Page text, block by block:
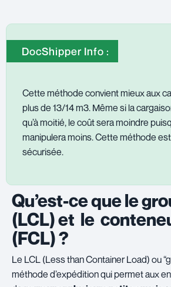
DocShipper Info :
Cette méthode convient mieux aux
plus de 13/14 m3. Même si la
qu’à moitié, le coût sera moindre
manipulera moins. Cette méthode
sécurisée.
Qu’est-ce que le
(LCL) et le
(FCL) ?
Le LCL (Less than Container Load) ou
méthode d’expédition qui permet aux